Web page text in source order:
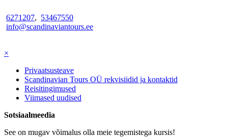
6271207, 53467550
info@scandinaviantours.ee
×
Privaatsusteave
Scandinavian Tours OÜ rekvisiidid ja kontaktid
Reisitingimused
Viimased uudised
Sotsiaalmeedia
See on mugav võimalus olla meie tegemistega kursis!